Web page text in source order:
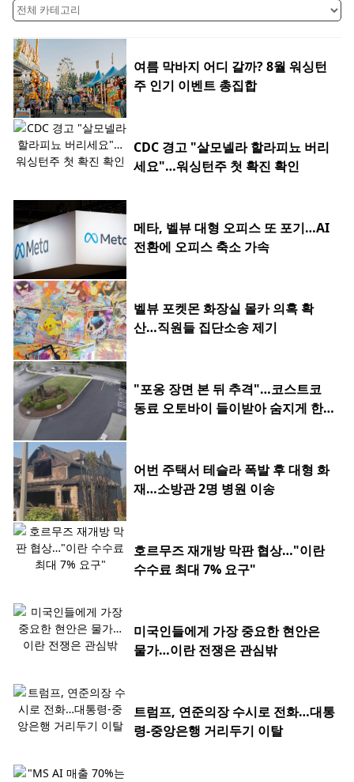
여름 막바지 어디 갈까? 8월 워싱턴
주 인기 이벤트 총집합
CDC 경고 "살모넬라 할라피뇨 버리
세요"…워싱턴주 첫 확진 확인
메타, 벨뷰 대형 오피스 또 포기…AI
전환에 오피스 축소 가속
벨뷰 포켓몬 화장실 몰카 의혹 확
산…직원들 집단소송 제기
"포옹 장면 본 뒤 추격"…코스트코
동료 오토바이 들이받아 숨지게 한 2
어번 주택서 테슬라 폭발 후 대형 화
재…소방관 2명 병원 이송
호르무즈 재개방 막판 협상…"이란
수수료 최대 7% 요구"
미국인들에게 가장 중요한 현안은
물가…이란 전쟁은 관심밖
트럼프, 연준의장 수시로 전화…대통
령-중앙은행 거리두기 이탈